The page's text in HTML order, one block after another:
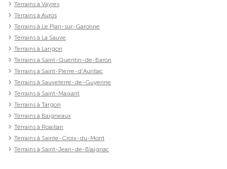
Terrains à Vayres
Terrains à Auros
Terrains à Le Pian-sur-Garonne
Terrains à La Sauve
Terrains à Langon
Terrains à Saint-Quentin-de-Baron
Terrains à Saint-Pierre-d'Aurillac
Terrains à Sauveterre-de-Guyenne
Terrains à Saint-Maixant
Terrains à Targon
Terrains à Baigneaux
Terrains à Roaillan
Terrains à Sainte-Croix-du-Mont
Terrains à Saint-Jean-de-Blaignac